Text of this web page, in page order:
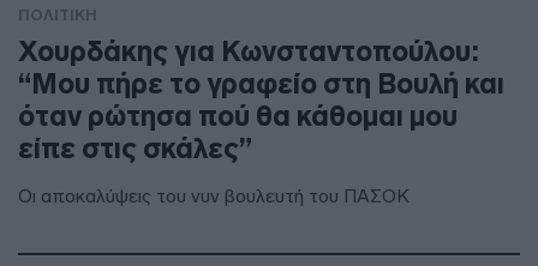
ΠΟΛΙΤΙΚΗ
Χουρδάκης για Κωνσταντοπούλου:
“Μου πήρε το γραφείο στη Βουλή και
όταν ρώτησα πού θα κάθομαι μου
είπε στις σκάλες”
Οι αποκαλύψεις του νυν βουλευτή του ΠΑΣΟΚ